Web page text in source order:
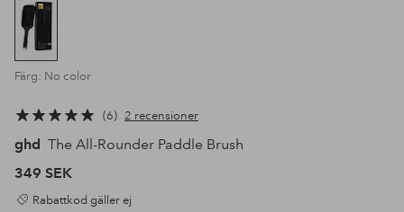
Färg: No color
6 2 recensioner
ghd The All-Rounder Paddle Brush
349 SEK
Rabattkod gäller ej